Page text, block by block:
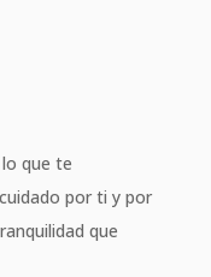
que te
por ti y por
que